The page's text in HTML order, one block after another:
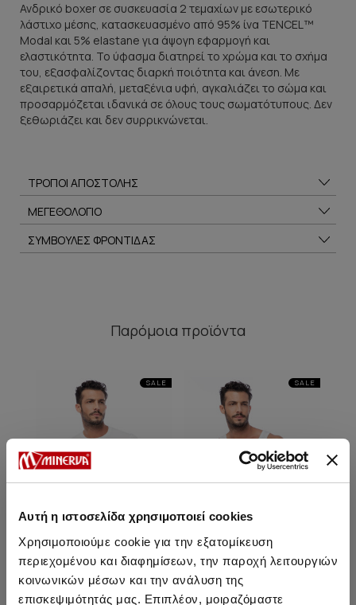
Αυτή η ιστοσελίδα χρησιμοποιεί cookies
Χρησιμοποιούμε cookie για την εξατομίκευση
περιεχομένου και διαφημίσεων, την παροχή λειτουργιών
κοινωνικών μέσων και την ανάλυση της
επισκεψιμότητάς μας. Επιπλέον, μοιραζόμαστε
Ανδρικό boxer σε συσκευασία 2 τεμαχίων με εσωτερικό
λάστιχο μέσης, κατασκευασμένο από 95% ίνα TENCEL™
Modal και 5% elastane για άψογη εφαρμογή και
ελαστικότητα. Το ύφασμα διατηρεί το χρώμα και το σχήμα
του, εξασφαλίζοντας διαρκή ποιότητα και άνεση. Με
εξαιρετικά απαλή, μεταξένια υφή, αγκαλιάζει το σώμα και
προσαρμόζεται ιδανικά σε όλους τους σωματότυπους. Δεν
ξεθωριάζει και δεν συρρικνώνεται.
ΤΡΟΠΟΙ ΑΠΟΣΤΟΛΗΣ
ΜΕΓΕΘΟΛΟΓΙΟ
ΣΥΜΒΟΥΛΕΣ ΦΡΟΝΤΙΔΑΣ
Παρόμοια προϊόντα
SALE
Mengear TENCEL™ Modal
SALE
Mengear TENCEL™ Modal